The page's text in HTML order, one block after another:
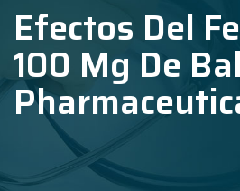
Efectos Del
100 Mg De